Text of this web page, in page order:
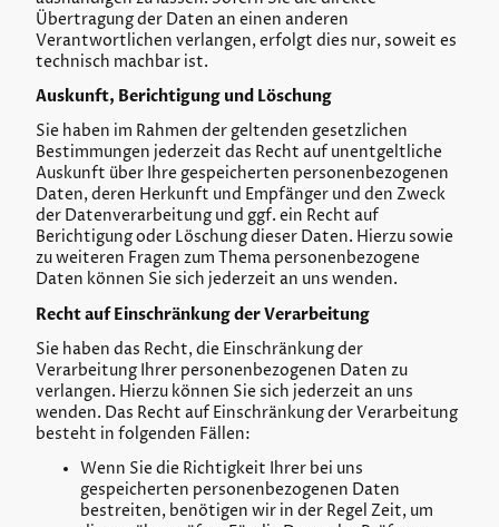
Übertragung der Daten an einen anderen
Verantwortlichen verlangen, erfolgt dies nur, soweit es
technisch machbar ist.
Auskunft, Berichtigung und Löschung
Sie haben im Rahmen der geltenden gesetzlichen
Bestimmungen jederzeit das Recht auf unentgeltliche
Auskunft über Ihre gespeicherten personenbezogenen
Daten, deren Herkunft und Empfänger und den Zweck
der Datenverarbeitung und ggf. ein Recht auf
Berichtigung oder Löschung dieser Daten. Hierzu sowie
zu weiteren Fragen zum Thema personenbezogene
Daten können Sie sich jederzeit an uns wenden.
Recht auf Einschränkung der Verarbeitung
Sie haben das Recht, die Einschränkung der
Verarbeitung Ihrer personenbezogenen Daten zu
verlangen. Hierzu können Sie sich jederzeit an uns
wenden. Das Recht auf Einschränkung der Verarbeitung
besteht in folgenden Fällen:
Wenn Sie die Richtigkeit Ihrer bei uns
gespeicherten personenbezogenen Daten
bestreiten, benötigen wir in der Regel Zeit, um